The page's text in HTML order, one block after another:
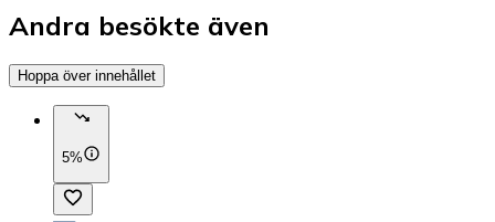
Andra besökte även
Hoppa över innehållet
5%